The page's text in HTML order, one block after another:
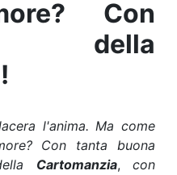
Con
della
l'anima. Ma come
Con tanta buona
Cartomanzia,con